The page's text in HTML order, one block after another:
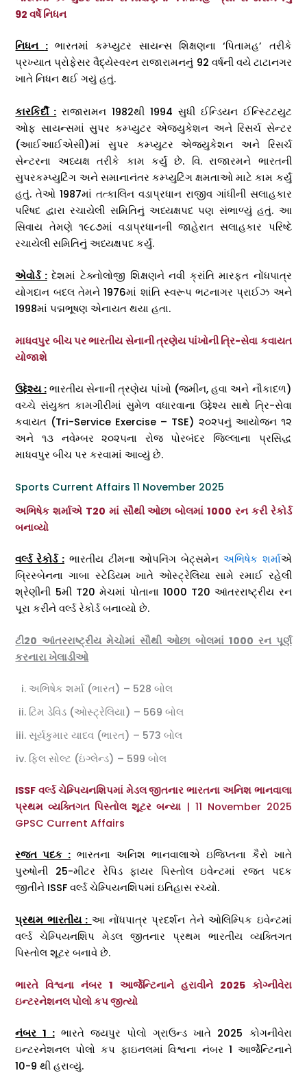
92 વર્ષે નિધન
નિધન :ભારતમાં કમ્પ્યુટર સાયન્સ શિક્ષણના ‘પિતામહ’ તરીકે
પ્રખ્યાત પ્રોફેસર વૈદ્યેસ્વરન રાજારામનનું 92 વર્ષની વયે ટાટાનગર
ખાતે નિધન થઈ ગયું હતું.
કારકિર્દી : રાજારામન 1982થી 1994 સુધી ઈન્ડિયન ઈન્સ્ટિટયુટ
ઓફ સાયન્સમાં સુપર કમ્પ્યુટર એજ્યુકેશન અને રિસર્ચ સેન્ટર
(આઈઆઈએસી)માં સુપર કમ્પ્યુટર એજ્યુકેશન અને રિસર્ચ
સેન્ટરના અધ્યક્ષ તરીકે કામ કર્યું છે. વિ. રાજારમને ભારતની
સુપરકમ્પ્યુટિંગ અને સમાનાનંતર કમ્પ્યુટિંગ ક્ષમતાઓ માટે કામ કર્યું
હતું. તેઓ 1987માં તત્કાલિન વડાપ્રધાન રાજીવ ગાંધીની સલાહકાર
પરિષદ દ્વારા રચાયેલી સમિતિનું અધ્યક્ષપદ પણ સંભાળ્યું હતું. આ
સિવાય તેમણે ૧૯૮૭માં વડાપ્રધાનની જાહેરાત સલાહકાર પરિષ્દે
રચાયેલી સમિતિનું અધ્યક્ષપદ કર્યું.
એવોર્ડ :દેશમાં ટેક્નોલોજી શિક્ષણને નવી ક્રાંતિ મારફત નોંધપાત્ર
યોગદાન બદલ તેમને 1976માં શાંતિ સ્વરૂપ ભટનાગર પ્રાઈઝ અને
1998માં પદ્મભૂષણ એનાયત થયા હતા.
માધવપુર બીચ પર ભારતીય સેનાની ત્રણેય પાંખોની ત્રિ-સેવા કવાયત
યોજાશે
ઉદ્દેશ્ય :ભારતીય સેનાની ત્રણેય પાંખો (જમીન, હવા અને નૌકાદળ)
વચ્ચે સંયુક્ત કામગીરીમાં સુમેળ વધારવાના ઉદ્દેશ્ય સાથે ત્રિ-સેવા
કવાયત (Tri-Service Exercise – TSE) ૨૦૨૫નું આયોજન ૧૨
અને ૧૩ નવેમ્બર ૨૦૨૫ના રોજ પોરબંદર જિલ્લાના પ્રસિદ્ધ
માધવપુર બીચ પર કરવામાં આવ્યું છે.
Sports Current Affairs 11 November 2025
અભિષેક શર્માએ T20 માં સૌથી ઓછા બોલમાં 1000 રન કરી રેકોર્ડ
બનાવ્યો
વર્લ્ડ રેકોર્ડ :ભારતીય ટીમના ઓપનિંગ બેટ્સમેન અભિષેક શર્માએ
બ્રિસ્બેનના ગાબા સ્ટેડિયમ ખાતે ઓસ્ટ્રેલિયા સામે રમાઈ રહેલી
શ્રેણીની 5મી T20 મેચમાં પોતાના 1000 T20 આંતરરાષ્ટ્રીય રન
પૂરા કરીને વર્લ્ડ રેકોર્ડ બનાવ્યો છે.
ટી20 આંતરરાષ્ટ્રીય મેચોમાં સૌથી ઓછા બોલમાં 1000 રન પૂર્ણ
કરનારા ખેલાડીઓ
અભિષેક શર્મા (ભારત) – 528 બોલ
ટિમ ડેવિડ (ઓસ્ટ્રેલિયા) – 569 બોલ
સૂર્યકુમાર યાદવ (ભારત) – 573 બોલ
ફિલ સોલ્ટ (ઇંગ્લેન્ડ) – 599 બોલ
ISSF વર્લ્ડ ચેમ્પિયનશિપમાં મેડલ જીતનાર ભારતના અનિશ ભાનવાલા
પ્રથમ વ્યક્તિગત પિસ્તોલ શૂટર બન્યા | 11 November 2025
GPSC Current Affairs
રજત પદક : ભારતના અનિશ ભાનવાલાએ ઇજિપ્તના કૈરો ખાતે
પુરુષોની 25-મીટર રેપિડ ફાયર પિસ્તોલ ઇવેન્ટમાં રજત પદક
જીતીને ISSF વર્લ્ડ ચેમ્પિયનશિપમાં ઇતિહાસ રચ્યો.
પ્રથમ ભારતીય : આ નોંધપાત્ર પ્રદર્શન તેને ઓલિમ્પિક ઇવેન્ટમાં
વર્લ્ડ ચેમ્પિયનશિપ મેડલ જીતનાર પ્રથમ ભારતીય વ્યક્તિગત
પિસ્તોલ શૂટર બનાવે છે.
ભારતે વિશ્વના નંબર 1 આર્જેન્ટિનાને હરાવીને 2025 કોગ્નીવેરા
ઇન્ટરનેશનલ પોલો કપ જીત્યો
નંબર 1 :ભારતે જયપુર પોલો ગ્રાઉન્ડ ખાતે 2025 કોગનીવેરા
ઇન્ટરનેશનલ પોલો કપ ફાઇનલમાં વિશ્વના નંબર 1 આર્જેન્ટિનાને
10-9 થી હરાવ્યું.